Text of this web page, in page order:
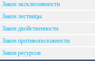
Закон эксклюзивности
Закон лестницы
Закон двойственности
Закон противоположности
Закон ресурсов